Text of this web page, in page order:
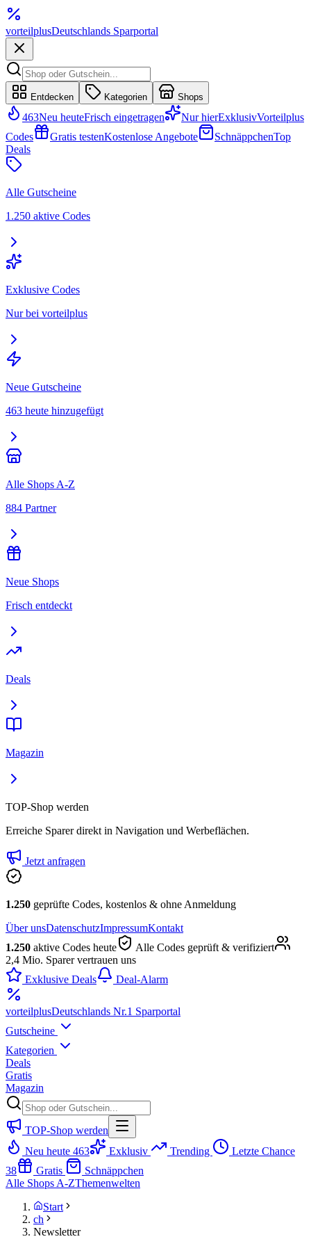
vorteilplusDeutschlands Sparportal
Entdecken Kategorien Shops
463Neu heuteFrisch eingetragen Nur hierExklusivVorteilplus
Codes
Gratis testenKostenlose Angebote SchnäppchenTop
Deals
Alle Gutscheine
1.250 aktive Codes
Exklusive Codes
Nur bei vorteilplus
Neue Gutscheine
463 heute hinzugefügt
Alle Shops A-Z
884 Partner
Neue Shops
Frisch entdeckt
Deals
Magazin
TOP-Shop werden
Erreiche Sparer direkt in Navigation und Werbeflächen.
Jetzt anfragen
1.250 geprüfte Codes, kostenlos & ohne Anmeldung
Über unsDatenschutzImpressumKontakt
1.250 aktive Codes heute
Alle Codes geprüft & verifiziert
2,4 Mio. Sparer vertrauen uns
Exklusive Deals
Deal-Alarm
vorteilplusDeutschlands Nr.1 Sparportal
Gutscheine
Kategorien
Deals
Gratis
Magazin
TOP-Shop werden
Neu heute 463 Exklusiv Trending
Letzte Chance
38
Gratis
Schnäppchen
Alle Shops A-ZThemenwelten
Start
ch
Newsletter